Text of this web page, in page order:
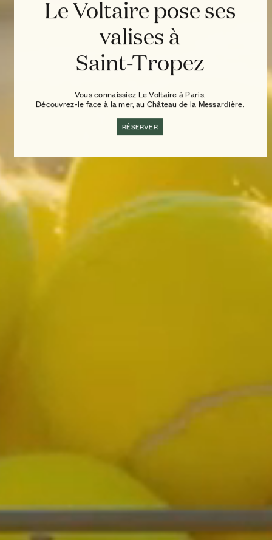
Le Voltaire pose ses
valises à
Saint-Tropez
Vous connaissiez Le Voltaire à Paris.
Découvrez-le face à la mer, au Château de la Messardière.
RÉSERVER